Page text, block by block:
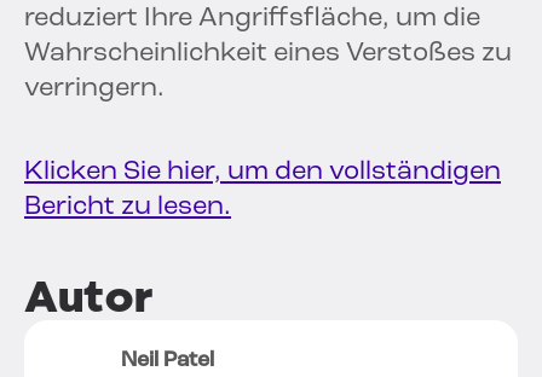
reduziert Ihre Angriffsfläche, um die
Wahrscheinlichkeit eines Verstoßes zu
verringern.
Klicken Sie hier, um den vollständigen
Bericht zu lesen.
Autor
Neil Patel